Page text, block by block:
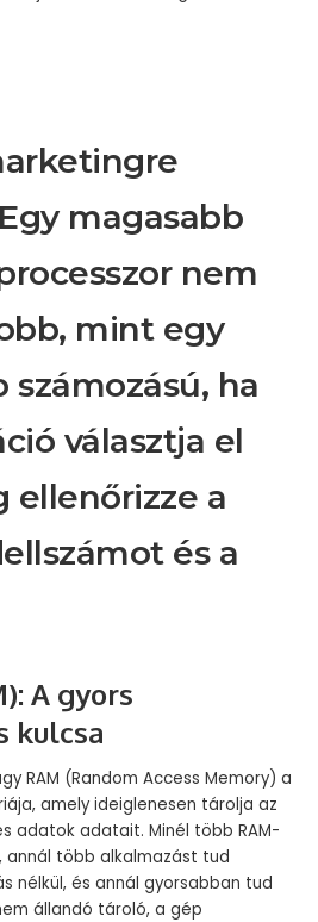
magasabb
nem
mint egy
számozású, ha
választja el
ellenőrizze a
és a
A gyors
kulcsa
RAM (Random Access Memory) a
amely ideiglenesen tárolja az
adatok adatait. Minél több RAM-
annál több alkalmazást tud
nélkül, és annál gyorsabban tud
állandó tároló, a gép